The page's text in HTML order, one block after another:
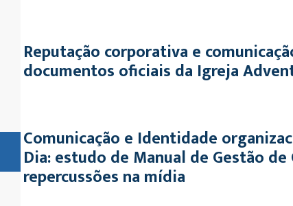
Reputação corporativa e
documentos oficiais da Igreja
Comunicação e Identidade
Dia: estudo de Manual de Gestão
repercussões na mídia